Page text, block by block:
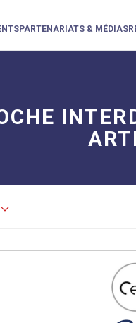
PARTENARIATS & MÉDIAS
keyboard_arrow_down